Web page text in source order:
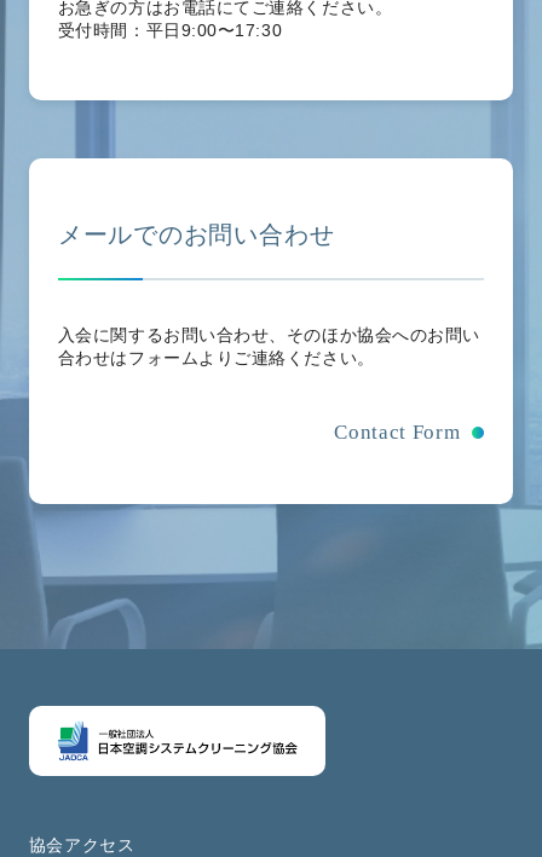
お急ぎの方はお電話にてご連絡ください。
受付時間：平日9:00〜17:30
メールでのお問い合わせ
入会に関するお問い合わせ、そのほか協会へのお問い
合わせはフォームよりご連絡ください。
Contact Form
協会アクセス